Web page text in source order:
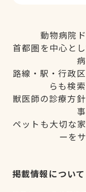
動物病院
首都圏を中心と
路線・駅・行政
らも検
獣医師の診療方
ペットも大切な
ーを
掲載情報について